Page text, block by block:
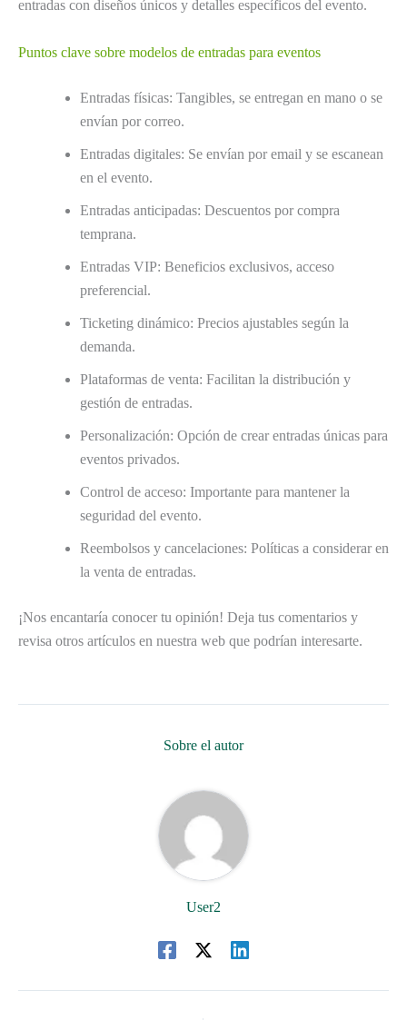
entradas con diseños únicos y detalles específicos del evento.
Puntos clave sobre modelos de entradas para eventos
Entradas físicas: Tangibles, se entregan en mano o se
envían por correo.
Entradas digitales: Se envían por email y se escanean
en el evento.
Entradas anticipadas: Descuentos por compra
temprana.
Entradas VIP: Beneficios exclusivos, acceso
preferencial.
Ticketing dinámico: Precios ajustables según la
demanda.
Plataformas de venta: Facilitan la distribución y
gestión de entradas.
Personalización: Opción de crear entradas únicas para
eventos privados.
Control de acceso: Importante para mantener la
seguridad del evento.
Reembolsos y cancelaciones: Políticas a considerar en
la venta de entradas.
¡Nos encantaría conocer tu opinión! Deja tus comentarios y
revisa otros artículos en nuestra web que podrían interesarte.
Sobre el autor
User2